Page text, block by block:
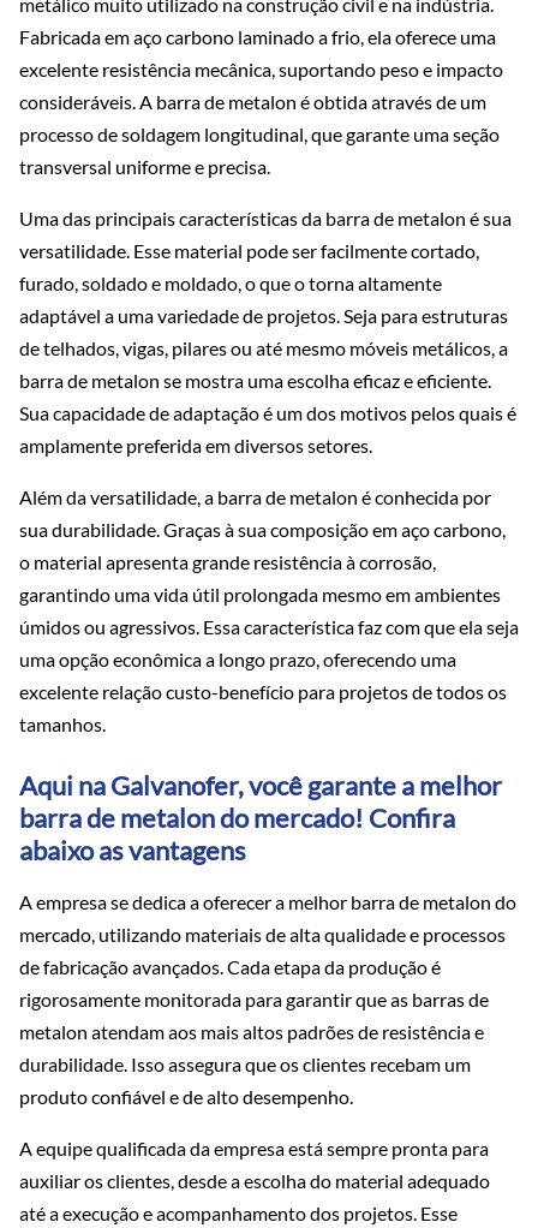
Fabricada em aço carbono laminado a frio, ela oferece uma
excelente resistência mecânica, suportando peso e impacto
consideráveis. A barra de metalon é obtida através de um
processo de soldagem longitudinal, que garante uma seção
transversal uniforme e precisa.
Uma das principais características da barra de metalon é sua
versatilidade. Esse material pode ser facilmente cortado,
furado, soldado e moldado, o que o torna altamente
adaptável a uma variedade de projetos. Seja para estruturas
de telhados, vigas, pilares ou até mesmo móveis metálicos, a
barra de metalon se mostra uma escolha eficaz e eficiente.
Sua capacidade de adaptação é um dos motivos pelos quais é
amplamente preferida em diversos setores.
Além da versatilidade, a barra de metalon é conhecida por
sua durabilidade. Graças à sua composição em aço carbono,
o material apresenta grande resistência à corrosão,
garantindo uma vida útil prolongada mesmo em ambientes
úmidos ou agressivos. Essa característica faz com que ela seja
uma opção econômica a longo prazo, oferecendo uma
excelente relação custo-benefício para projetos de todos os
tamanhos.
Aqui na Galvanofer, você garante a melhor
barra de metalon do mercado! Confira
abaixo as vantagens
A empresa se dedica a oferecer a melhor barra de metalon do
mercado, utilizando materiais de alta qualidade e processos
de fabricação avançados. Cada etapa da produção é
rigorosamente monitorada para garantir que as barras de
metalon atendam aos mais altos padrões de resistência e
durabilidade. Isso assegura que os clientes recebam um
produto confiável e de alto desempenho.
A equipe qualificada da empresa está sempre pronta para
auxiliar os clientes, desde a escolha do material adequado
até a execução e acompanhamento dos projetos. Esse